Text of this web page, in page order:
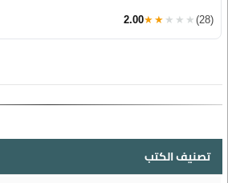
2.00★★★★★ (28)
تصنيف الكتب